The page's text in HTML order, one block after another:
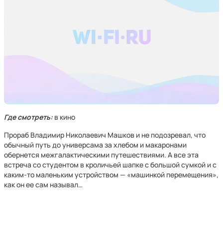
Где смотреть: в кино
Прораб Владимир Николаевич Машков и не подозревал, что
обычный путь до универсама за хлебом и макаронами
обернется межгалактическими путешествиями. А все эта
встреча со студентом в кроличьей шапке с большой сумкой и с
каким-то маленьким устройством — «машинкой перемещения»,
как он ее сам называл…